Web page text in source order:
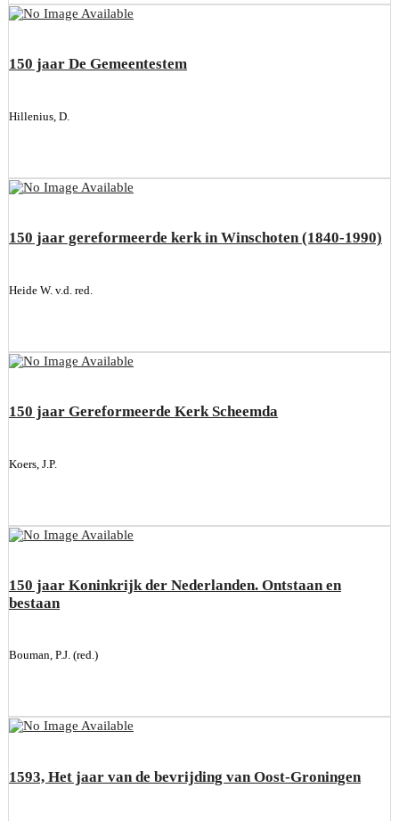
150 jaar De Gemeentestem
Hillenius, D.
150 jaar gereformeerde kerk in Winschoten (1840-1990)
Heide W. v.d. red.
150 jaar Gereformeerde Kerk Scheemda
Koers, J.P.
150 jaar Koninkrijk der Nederlanden. Ontstaan en
bestaan
Bouman, P.J. (red.)
1593, Het jaar van de bevrijding van Oost-Groningen